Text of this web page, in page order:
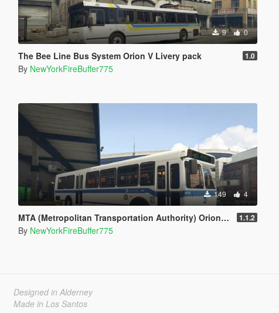
9 0
The Bee Line Bus System Orion V Livery pack 1.0
By NewYorkFireBuffer775
149 4
MTA (Metropolitan Transportation Authority) Orion V Livery Pack 1.1.2
By NewYorkFireBuffer775
Designed in Alderney
Made in Los Santos